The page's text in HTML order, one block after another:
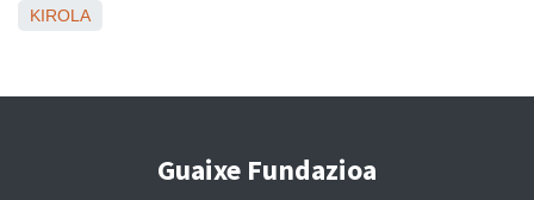
KIROLA
Guaixe Fundazioa